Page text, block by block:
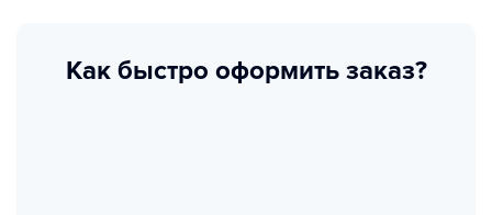
Как быстро оформить заказ?